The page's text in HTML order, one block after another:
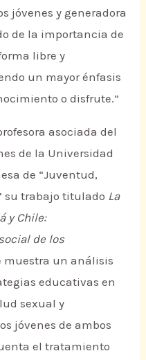
jóvenes y generadora
de la importancia de
libre y
un mayor énfasis
o disfrute.”
asociada del
de la Universidad
de “Juventud,
su trabajo titulado La
y Chile:
de los
muestra un análisis
educativas en
sexual y
jóvenes de ambos
el tratamiento